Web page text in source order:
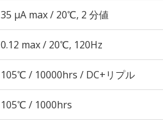
35 μA max / 20℃, 2 分値
0.12 max / 20℃, 120Hz
105℃ / 10000hrs / DC+リプル
105℃ / 1000hrs